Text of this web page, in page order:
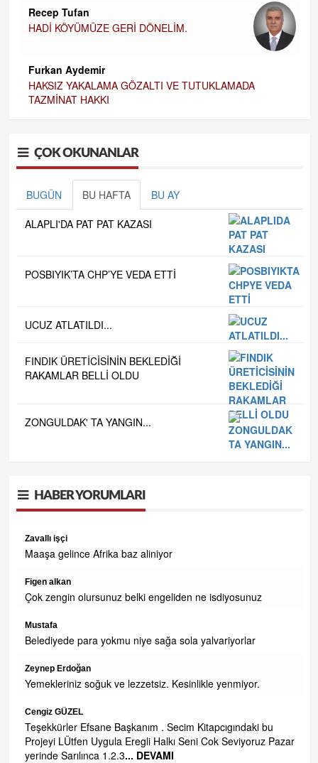
Recep Tufan
HADİ KÖYÜMÜZE GERİ DÖNELİM.
Furkan Aydemir
HAKSIZ YAKALAMA GÖZALTI VE TUTUKLAMADA
TAZMİNAT HAKKI
ÇOK OKUNANLAR
BUGÜN BU HAFTA BU AY
ALAPLI'DA PAT PAT KAZASI
POSBIYIK’TA CHP’YE VEDA ETTİ
UCUZ ATLATILDI...
FINDIK ÜRETİCİSİNİN BEKLEDİĞİ
RAKAMLAR BELLİ OLDU
ZONGULDAK' TA YANGIN...
HABER YORUMLARI
Zavallı işçi
Maaşa gelince Afrika baz aliniyor
Figen alkan
Çok zengin olursunuz belki engeliden ne isdiyosunuz
Mustafa
Belediyede para yokmu niye sağa sola yalvariyorlar
Zeynep Erdoğan
Yemekleriniz soğuk ve lezzetsiz. Kesinlikle yenmiyor.
Cengiz GÜZEL
Teşekkürler Efsane Başkanım . Secim Kitapcıgındaki bu
Projeyi LÜtfen Uygula Eregli Halkı Seni Cok Seviyoruz Pazar
yerinde Sarılınca 1.2.3... DEVAMI